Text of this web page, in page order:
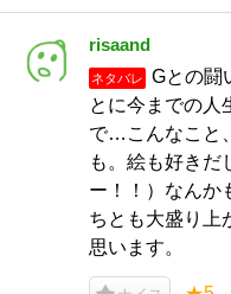
risaand
ネタバレ
Gとの闘
とに今までの人
で…こんなこと
も。絵も好きだ
ー！！）なんか
ちとも大盛り上
思います。